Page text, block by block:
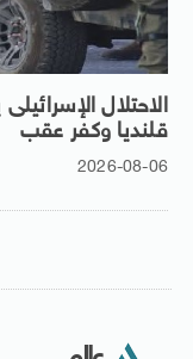
الاحتلال
قلنديا وكفر عقب
2026-08-06